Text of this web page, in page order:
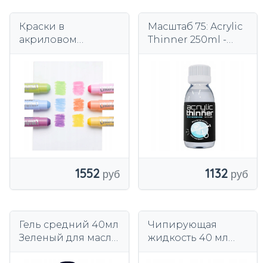
Краски в
акриловом
Chunkies Paint
Sticks
1552
Масштаб 75: Acrylic
Thinner 250ml -
аэрографа
1132
Гель средний 40мл
Зеленый для масла
Чипирующая
жидкость 40 мл